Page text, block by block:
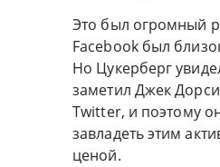
Это был огромный
Facebook был
Но Цукерберг
заметил Джек
Twitter, и поэтому
завладеть этим
ценой.